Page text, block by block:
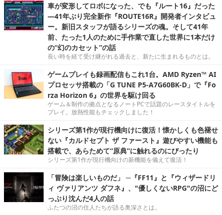
車が変形してロボになった、でも『ルート16』だった
―41年ぶり完全新作『ROUTE16R』開発者インタビュ
ー。新旧スタッフが語るシリーズの魂。そして41年
前、たった1人のために手作業で直した世界に1本だけ
の“幻のカセット”の話
長い時を経て受け継がれる過去と、新たに生まれるものとは。
ゲームプレイも録画配信もこれ1台。AMD Ryzen™ AI
プロセッサ搭載の「G TUNE P5-A7G60BK-D」で『Fo
rza Horizon 6』の世界を駆け回る
ゲーム＆制作の拠点となるノートPCで話題のレースタイトルを
プレイ。放熱性能もチェックしました！
シリーズ第1作が現行機向けに復活！懐かしくも色褪せ
ない『カルドセプト ザ ファースト』遊びやすい機能も
搭載で、あらためて“原典”に触れるのにぴったり
シリーズ第1作が現行機向けの新機能を備えて復活！
「冒険は楽しいものだ」 ─『FF11』と『ウィザードリ
ィ ヴァリアンツ ダフネ』、"優しくないRPG"の沼にど
っぷり沈んだ4人の話
ふたつの沼の住人たちが語る奥深さとは。